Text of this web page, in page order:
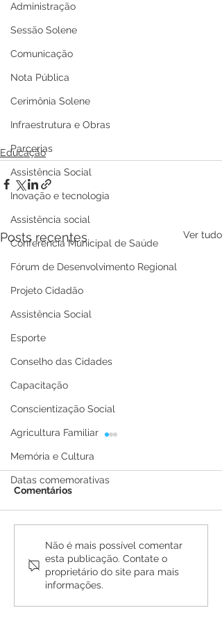
Administração
Sessão Solene
Comunicação
Nota Pública
Cerimônia Solene
Infraestrutura e Obras
Parcerias
Assistência Social
Inovação e tecnologia
Assistência social
Conferência Municipal de Saúde
Fórum de Desenvolvimento Regional
Projeto Cidadão
Assistência Social
Esporte
Conselho das Cidades
Capacitação
Conscientização Social
Agricultura Familiar
Memória e Cultura
Datas comemorativas
Educação
Posts recentes Ver tudo
Escola Nucleada
Francisco Germano
celebra 10 anos com o
Dia da Família na Escola
na zona rural de
Comentários
Não é mais possível comentar
esta publicação. Contate o
proprietário do site para mais
informações.